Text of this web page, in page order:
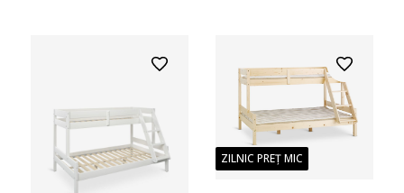
ZILNIC PREȚ MIC